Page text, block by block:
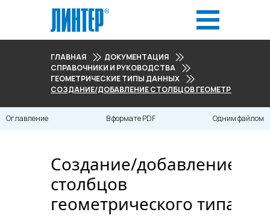
ГЛАВНАЯ
ДОКУМЕНТАЦИЯ
СПРАВОЧНИКИ И РУКОВОДСТВА
ГЕОМЕТРИЧЕСКИЕ ТИПЫ ДАННЫХ
СОЗДАНИЕ/ДОБАВЛЕНИЕ СТОЛБЦОВ
Оглавление В формате PDF Одним файлом
Создание/добавление
столбцов
геометрического типа